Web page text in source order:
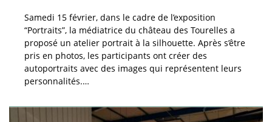
Samedi 15 février, dans le cadre de l’exposition
“Portraits”, la médiatrice du château des Tourelles a
proposé un atelier portrait à la silhouette. Après s’être
pris en photos, les participants ont créer des
autoportraits avec des images qui représentent leurs
personnalités.…